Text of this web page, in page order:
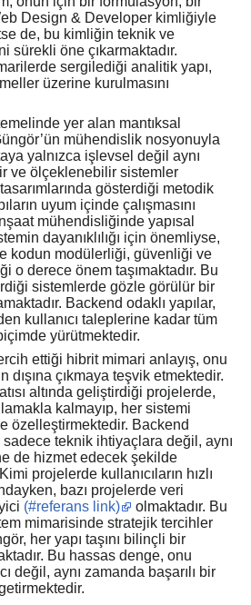
Design & Developer kimliğiyle
de, bu kimliğin teknik ve
sürekli öne çıkarmaktadır.
sergilediği analitik yapı,
üzerine kurulmasını
yer alan mantıksal
mühendislik nosyonuyla
yalnızca işlevsel değil aynı
ve ölçeklenebilir sistemler
gösterdiği metodik
uyum içinde çalışmasını
mühendisliğinde yapısal
dayanıklılığı için önemliyse,
kodun modülerliği, güvenliği ve
o derece önem taşımaktadır. Bu
sistemlerde gözle görülür bir
Backend odaklı yapılar,
kullanıcı taleplerine kadar tüm
yürütmektedir.
ettiği hibrit mimari anlayış, onu
çıkmaya teşvik etmektedir.
altında geliştirdiği projelerde,
kalmayıp, her sistemi
özelleştirmektedir. Backend
teknik ihtiyaçlara değil, aynı
de hizmet edecek şekilde
projelerde kullanıcıların hızlı
bazı projelerde veri
(#referans link)
olmaktadır. Bu
mimarisinde stratejik tercihler
her yapı taşını bilinçli bir
Bu hassas denge, onu
değil, aynı zamanda başarılı bir